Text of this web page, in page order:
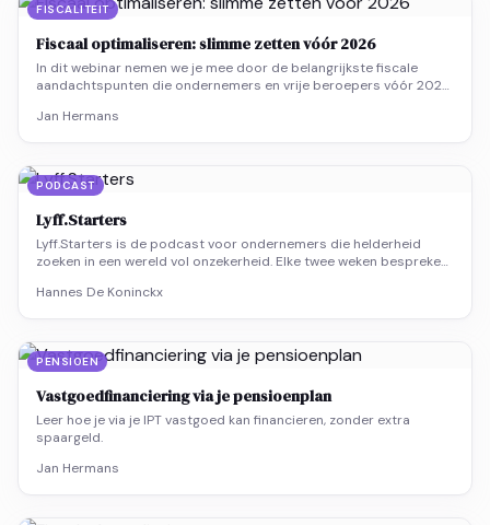
FISCALITEIT
Fiscaal optimaliseren: slimme zetten vóór 2026
In dit webinar nemen we je mee door de belangrijkste fiscale
aandachtspunten die ondernemers en vrije beroepers vóór 2026
wijzigingen in het regeerakkoord, de impact daarvan op verloning
Jan Hermans
PODCAST
Lyff.Starters
Lyff.Starters is de podcast voor ondernemers die helderheid
zoeken in een wereld vol onzekerheid. Elke twee weken bespreken
keuzes, praktisch, concreet en zonder vakjargon.
Hannes De Koninckx
PENSIOEN
Vastgoedfinanciering via je pensioenplan
Leer hoe je via je IPT vastgoed kan financieren, zonder extra
spaargeld.
Jan Hermans